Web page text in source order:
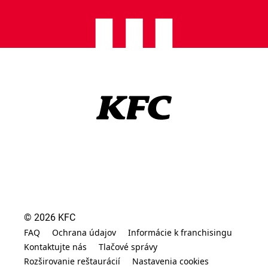
© 2026 KFC
FAQ
Ochrana údajov
Informácie k franchisingu
Kontaktujte nás
Tlačové správy
Rozširovanie reštaurácií
Nastavenia cookies